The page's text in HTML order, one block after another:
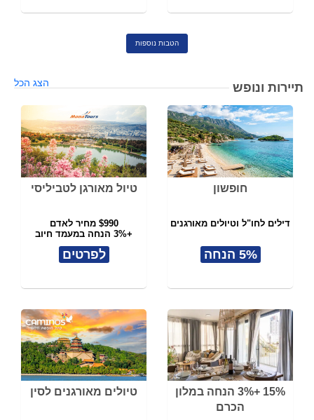
הטבות נוספות
תיירות ונופש הצג הכל
חופשון
דילים לחו"ל וטיולים מאורגנים
5% הנחה
טיול מאורגן לטביליסי
$990 מחיר לאדם
+3% הנחה במעמד חיוב
לפרטים
15% +3% הנחה במלון
הכרם
טיולים מאורגנים לסין